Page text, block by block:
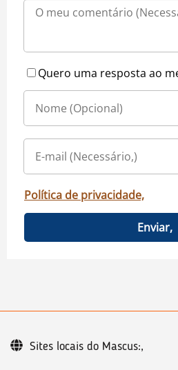
Quero uma resposta ao
Política de privacidade,
Enviar,
Sites locais do Mascus:,